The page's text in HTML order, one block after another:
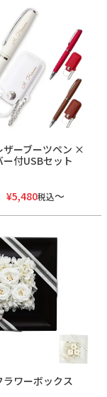
ザーブーツペン ×
ー付USBセット
¥5,480税込
ラワーボックス